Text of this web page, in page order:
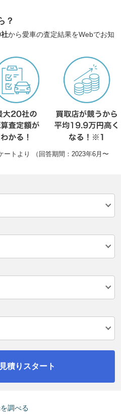
？
から愛車の査定結果をWebでお知
ートより （回答期間：2023年6月〜
見積りスタート
調べる